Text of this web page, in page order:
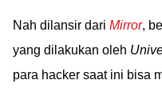
Nah dilansir dari Mirror,
yang dilakukan oleh
para hacker saat ini bisa